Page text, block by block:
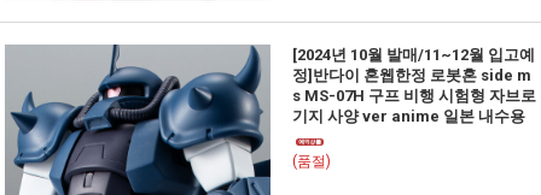
[2024년 10월 발매/11~12월 입고예
정]반다이 혼웹한정 로봇혼 side m
s MS-07H 구프 비행 시험형 자브로
기지 사양 ver anime 일본 내수용
(품절)